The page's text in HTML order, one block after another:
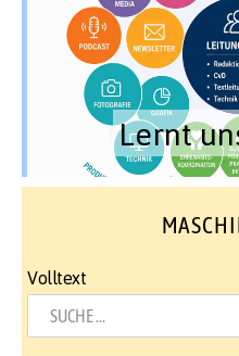
Lernt
Volltext